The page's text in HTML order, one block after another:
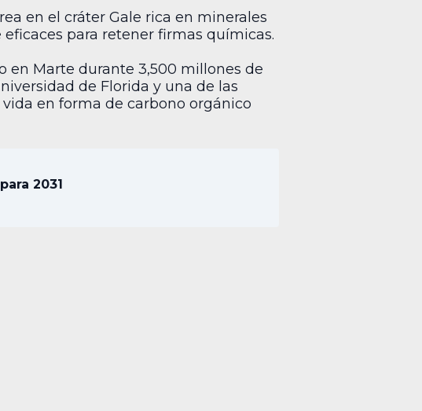
en el cráter Gale rica en minerales
para retener firmas químicas.
en Marte durante 3,500 millones de
de Florida y una de las
en forma de carbono orgánico
2031